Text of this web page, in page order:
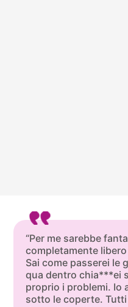
“Per me sarebbe
completamente
Sai come passerei le
qua dentro chia***ei
proprio i problemi. Io
sotto le coperte.